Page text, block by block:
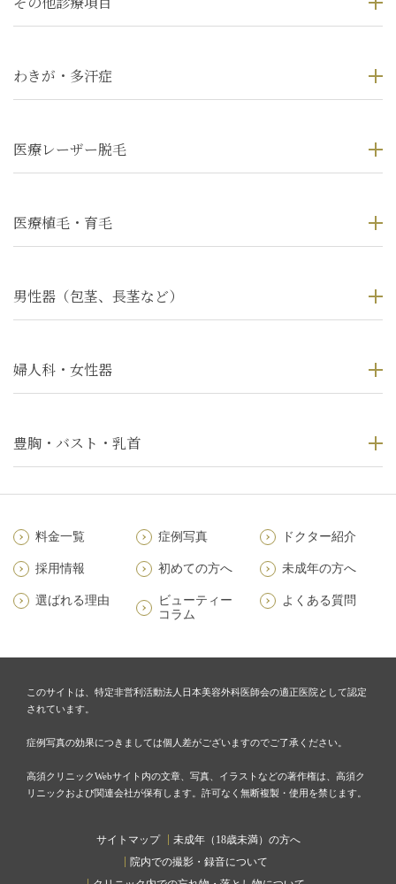
わきが・多汗症
医療レーザー脱毛
医療植毛・育毛
男性器（包茎、長茎など）
婦人科・女性器
豊胸・バスト・乳首
料金一覧 症例写真 ドクター紹介
採用情報 初めての方へ 未成年の方へ
選ばれる理由
ビューティー
コラム
よくある質問
このサイトは、特定非営利活動法人日本美容外科医師会の適正医院として認定
されています。
症例写真の効果につきましては個人差がございますのでご了承ください。
高須クリニックWebサイト内の文章、写真、イラストなどの著作権は、高須ク
リニックおよび関連会社が保有します。許可なく無断複製・使用を禁じます。
サイトマップ
未成年（18歳未満）の方へ
院内での撮影・録音について